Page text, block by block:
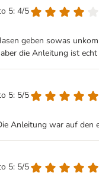
5: 4/5
geben sowas
die Anleitung ist echt
5: 5/5
Anleitung war auf
5: 5/5